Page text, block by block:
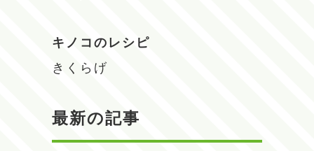
キノコのレシピ
きくらげ
最新の記事